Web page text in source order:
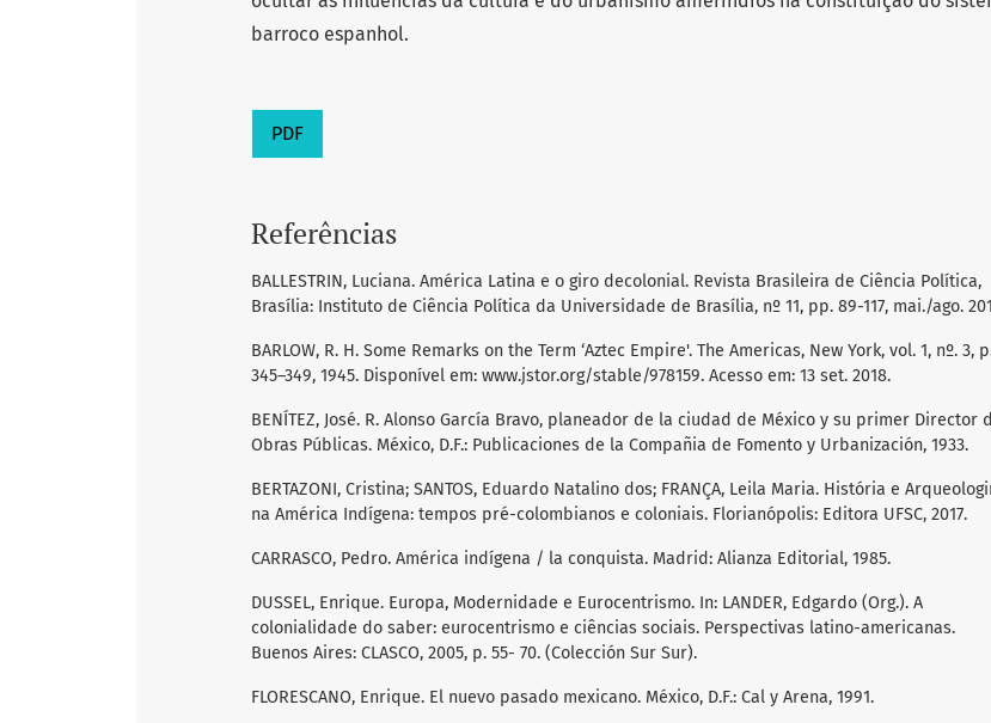
barroco espanhol.
PDF
Referências
BALLESTRIN, Luciana. América Latina e o giro decolonial. Revista Brasileira de Ciência Política,
Brasília: Instituto de Ciência Política da Universidade de Brasília, nº 11, pp. 89-117, mai./ago.
BARLOW, R. H. Some Remarks on the Term ‘Aztec Empire'. The Americas, New York, vol. 1, nº. 3,
345–349, 1945. Disponível em: www.jstor.org/stable/978159. Acesso em: 13 set. 2018.
BENÍTEZ, José. R. Alonso García Bravo, planeador de la ciudad de México y su primer Director
Obras Públicas. México, D.F.: Publicaciones de la Compañia de Fomento y Urbanización, 1933.
BERTAZONI, Cristina; SANTOS, Eduardo Natalino dos; FRANÇA, Leila Maria. História e
na América Indígena: tempos pré-colombianos e coloniais. Florianópolis: Editora UFSC, 2017.
CARRASCO, Pedro. América indígena / la conquista. Madrid: Alianza Editorial, 1985.
DUSSEL, Enrique. Europa, Modernidade e Eurocentrismo. In: LANDER, Edgardo (Org.). A
colonialidade do saber: eurocentrismo e ciências sociais. Perspectivas latino-americanas.
Buenos Aires: CLASCO, 2005, p. 55- 70. (Colección Sur Sur).
FLORESCANO, Enrique. El nuevo pasado mexicano. México, D.F.: Cal y Arena, 1991.